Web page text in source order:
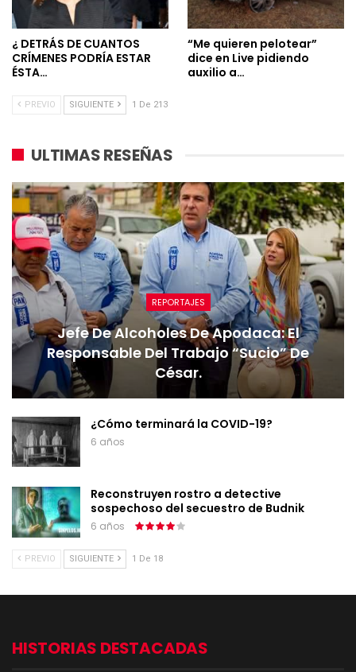
¿ DETRÁS DE CUANTOS
CRÍMENES PODRÍA ESTAR
ÉSTA…
“Me quieren pelotear”
dice en Live pidiendo
auxilio a…
PREVIO SIGUIENTE 1 De 213
ULTIMAS RESEÑAS
REPORTAJES
Jefe De Alcoholes De Apodaca: El
Responsable Del Trabajo “sucio” De
César.
¿Cómo terminará la COVID-19?
6 años
Reconstruyen rostro a detective
sospechoso del secuestro de Budnik
6 años
PREVIO SIGUIENTE 1 De 18
HISTORIAS DESTACADAS